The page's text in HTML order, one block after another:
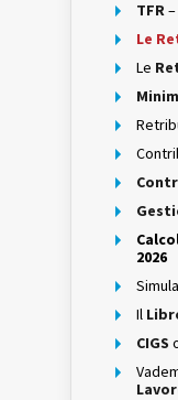
TFR
Le
Le
2026
Il
CIGS